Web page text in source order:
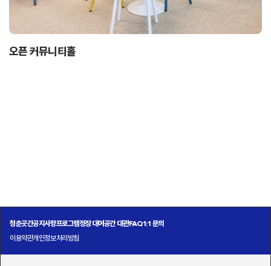
오픈 커뮤니티홀
청춘곳간공지사항프로그램정장 대여공간 대관FAQ1:1 문의
이용약관개인정보처리방침